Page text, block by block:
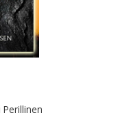
Perillinen